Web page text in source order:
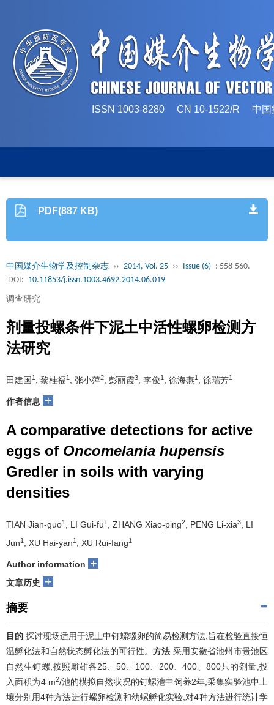
ISSN 1003-8280 CN 10-1522/R 中国
PDF(887 KB)
中国媒介生物学及控制杂志 ›› 2014, Vol. 25 ›› Issue (6) : 558-560.
DOI: 10.11853/j.issn.1003.4692.2014.06.019
调查研究
剂量投螺条件下泥土中活性螺卵检测方
法研究
田建国 1 , 黎桂福1 , 张小萍2 , 彭丽霞3 , 李俊1 , 徐海燕1 , 徐瑞芳1
作者信息 +
A comparative detections for active
eggs of Oncomelania hupensis
Gredler in soils with varying
densities
TIAN Jian-guo1 , LI Gui-fu1 , ZHANG Xiao-ping2 , PENG Li-xia3
, LI
Jun1 , XU Hai-yan1 , XU Rui-fang1
Author information +
文章历史 +
摘要
目的 探讨现场适用于泥土中钉螺螺卵的简易检测方法,旨在检验直接恒
温孵化法和自然状态孵化法的可行性。方法 采用安徽省池州市贵池区
自然生钉螺,按照雌雄各25、50、100、200、400、800只的剂量,投
入面积为4 m2/池的模拟自然状况的钉螺池中饲养2年,采集实验池中土
壤分别用4种方法进行螺卵检测和幼螺孵化实验,对4种方法进行统计学